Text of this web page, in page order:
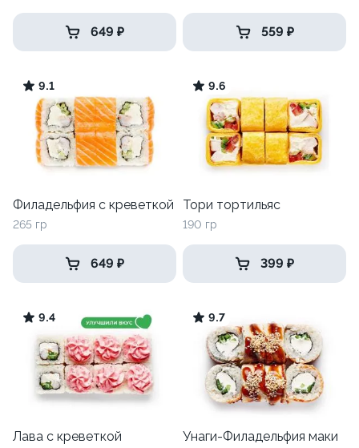
649 ₽ 559 ₽
9.1
Филадельфия с креветкой
265 гр
649 ₽
9.6
Тори тортильяс
190 гр
399 ₽
9.4
Лава с креветкой
9.7
Унаги-Филадельфия маки